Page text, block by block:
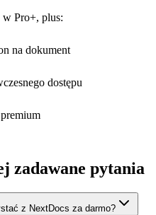
Pro+, plus:
na dokument
dostępu
zadawane pytania
z NextDocs za darmo?